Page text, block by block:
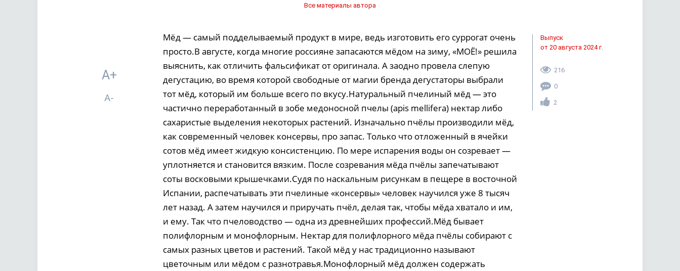
Все материалы автора
A+
A-
Мёд — самый подделываемый продукт в мире, ведь изготовить его суррогат очень
просто.В августе, когда многие россияне запасаются мёдом на зиму, «МОЁ!» решила
выяснить, как отличить фальсификат от оригинала. А заодно провела слепую
дегустацию, во время которой свободные от магии бренда дегустаторы выбрали
тот мёд, который им больше всего по вкусу.Натуральный пчелиный мёд — это
частично переработанный в зобе медоносной пчелы (apis mellifera) нектар либо
сахаристые выделения некоторых растений. Изначально пчёлы производили мёд,
как современный человек консервы, про запас. Только что отложенный в ячейки
сотов мёд имеет жидкую консистенцию. По мере испарения воды он созревает —
уплотняется и становится вязким. После созревания мёда пчёлы запечатывают
соты восковыми крышечками.Судя по наскальным рисункам в пещере в восточной
Испании, распечатывать эти пчелиные «консервы» человек научился уже 8 тысяч
лет назад. А затем научился и приручать пчёл, делая так, чтобы мёда хватало и им,
и ему. Так что пчеловодство — одна из древнейших профессий.Мёд бывает
полифлорным и монофлорным. Нектар для полифлорного мёда пчёлы собирают с
самых разных цветов и растений. Такой мёд у нас традиционно называют
цветочным или мёдом с разнотравья.Монофлорный мёд должен содержать
Выпуск
от 20 августа 2024 г.
216
0
2